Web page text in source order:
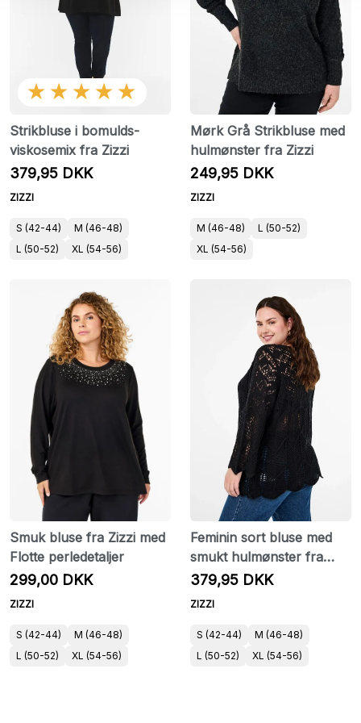
★★★★★
Strikbluse i bomulds-
viskosemix fra Zizzi
379,95 DKK
ZIZZI
S (42-44)
M (46-48)
L (50-52)
XL (54-56)
Mørk Grå Strikbluse med
hulmønster fra Zizzi
249,95 DKK
ZIZZI
M (46-48)
L (50-52)
XL (54-56)
Smuk bluse fra Zizzi med
Flotte perledetaljer
299,00 DKK
ZIZZI
S (42-44)
M (46-48)
L (50-52)
XL (54-56)
Feminin sort bluse med
smukt hulmønster fra
Zizzi
379,95 DKK
ZIZZI
S (42-44)
M (46-48)
L (50-52)
XL (54-56)